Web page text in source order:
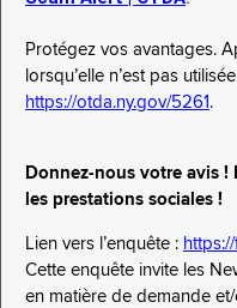
Protégez vos avantages.
lorsqu’elle n’est pas
https://otda.ny.gov/5261 .
Donnez-nous votre avis !
les prestations sociales !
Lien vers l’enquête :
Cette enquête invite les
en matière de demande